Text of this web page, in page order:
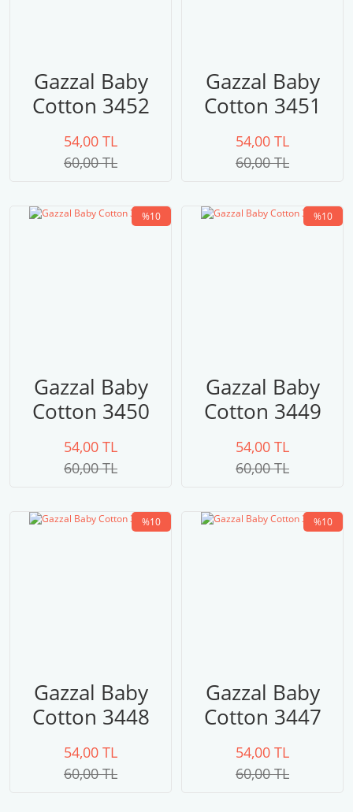
Gazzal Baby
Cotton 3452
54,00 TL
60,00 TL
Gazzal Baby
Cotton 3451
54,00 TL
60,00 TL
%10
Gazzal Baby
Cotton 3450
54,00 TL
60,00 TL
%10
Gazzal Baby
Cotton 3449
54,00 TL
60,00 TL
%10
Gazzal Baby
Cotton 3448
54,00 TL
60,00 TL
%10
Gazzal Baby
Cotton 3447
54,00 TL
60,00 TL